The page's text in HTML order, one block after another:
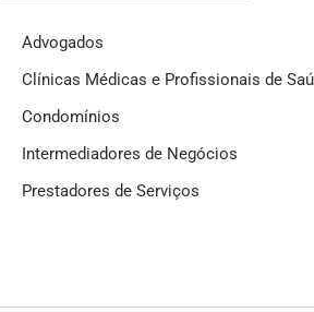
Advogados
Clínicas Médicas e Profissionais de
Condomínios
Intermediadores de Negócios
Prestadores de Serviços